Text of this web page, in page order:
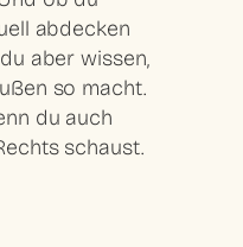
abdecken
aber wissen,
so macht.
du auch
schaust.